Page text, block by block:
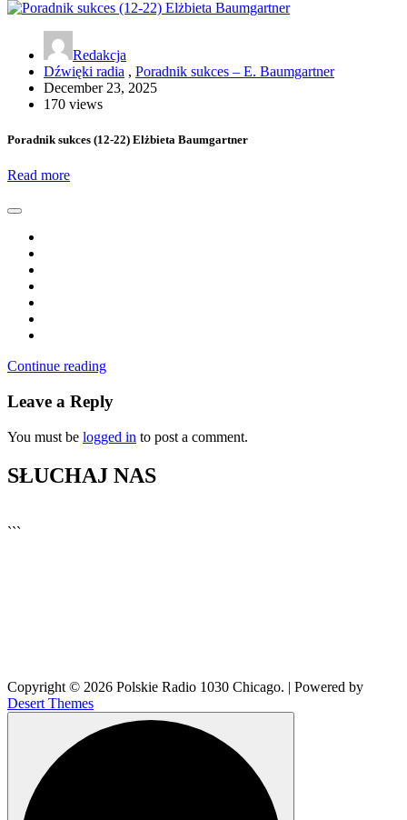
Redakcja
Dźwięki radia , Poradnik sukces – E. Baumgartner
December 23, 2025
170 views
Poradnik sukces (12-22) Elżbieta Baumgartner
Read more
Continue reading
Leave a Reply
You must be logged in to post a comment.
SŁUCHAJ NAS
```
Copyright © 2026 Polskie Radio 1030 Chicago. | Powered by
Desert Themes